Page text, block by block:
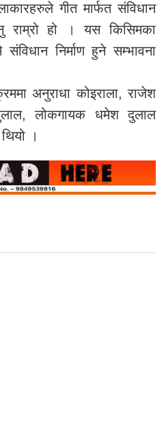
गीत मार्फत संविधान
राम्रो हो । यस किसिमका
निर्माण हुने सम्भावना
अनुराधा कोइराला, राजेश
लोकगायक धमेश दुलाल
।